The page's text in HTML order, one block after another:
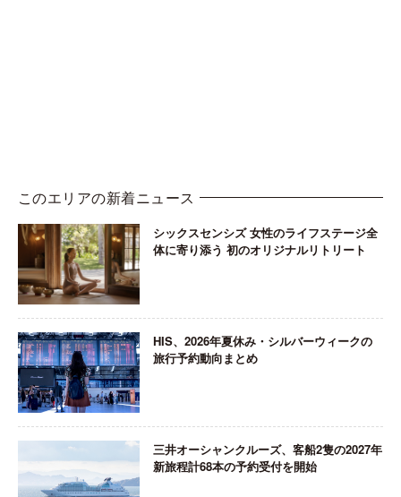
このエリアの新着ニュース
シックスセンシズ 女性のライフステージ全
体に寄り添う 初のオリジナルリトリート
HIS、2026年夏休み・シルバーウィークの
旅行予約動向まとめ
三井オーシャンクルーズ、客船2隻の2027年
新旅程計68本の予約受付を開始